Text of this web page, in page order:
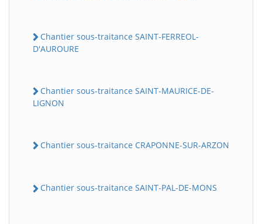
Chantier sous-traitance SAINT-FERREOL-
D'AUROURE
Chantier sous-traitance SAINT-MAURICE-DE-
LIGNON
Chantier sous-traitance CRAPONNE-SUR-ARZON
Chantier sous-traitance SAINT-PAL-DE-MONS